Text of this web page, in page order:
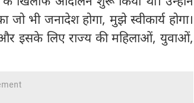
भी जनादेश होगा, मुझे स्वीकार्य होगा।
इसके लिए राज्य की महिलाओं, युवाओं,